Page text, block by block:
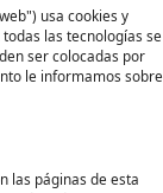
"la web") usa
todas las
pueden ser
documento le